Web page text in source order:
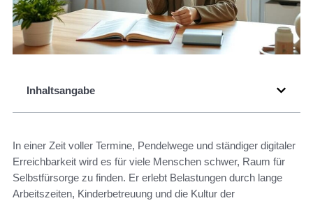
Inhaltsangabe
In einer Zeit voller Termine, Pendelwege und ständiger digitaler
Erreichbarkeit wird es für viele Menschen schwer, Raum für
Selbstfürsorge zu finden. Er erlebt Belastungen durch lange
Arbeitszeiten, Kinderbetreuung und die Kultur der